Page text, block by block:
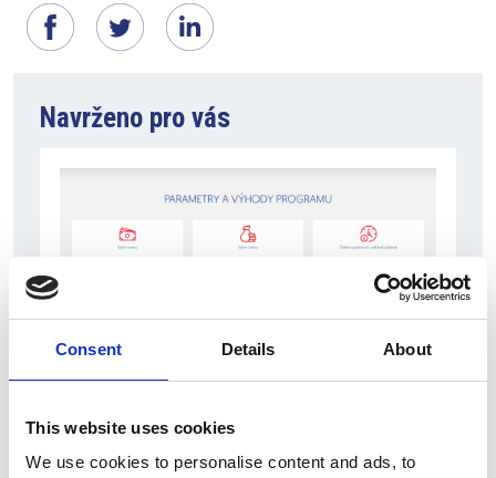
Consent Details About
This website uses cookies
We use cookies to personalise content and ads, to
Navrženo pro vás
Výzva na podporu energetických úspor podniků
je znovu aktivní